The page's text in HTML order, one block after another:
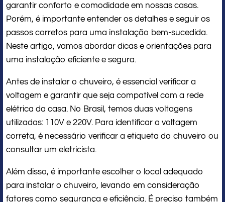
garantir conforto e comodidade em nossas casas.
Porém, é importante entender os detalhes e seguir os
passos corretos para uma instalação bem-sucedida.
Neste artigo, vamos abordar dicas e orientações para
uma instalação eficiente e segura.
Antes de instalar o chuveiro, é essencial verificar a
voltagem e garantir que seja compatível com a rede
elétrica da casa. No Brasil, temos duas voltagens
utilizadas: 110V e 220V. Para identificar a voltagem
correta, é necessário verificar a etiqueta do chuveiro ou
consultar um eletricista.
Além disso, é importante escolher o local adequado
para instalar o chuveiro, levando em consideração
fatores como segurança e eficiência. É preciso também